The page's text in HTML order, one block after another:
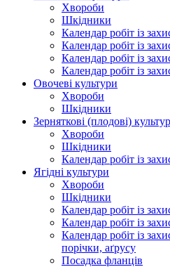
Хвороби
Шкідники
Календар робіт із
Календар робіт із
Календар робіт із
Календар робіт із
Овочеві культури
Хвороби
Шкідники
Зерняткові (плодові)
Хвороби
Шкідники
Календар робіт із
Ягідні культури
Хвороби
Шкідники
Календар робіт із
Календар робіт із
Календар робіт із
порічки, аґрусу
Посадка фланців